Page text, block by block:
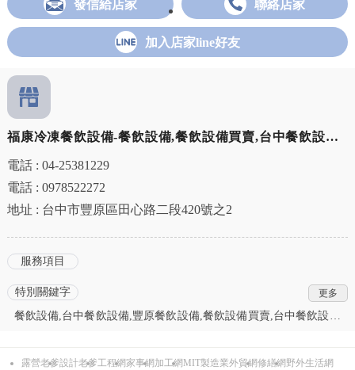
發信給店家 聯絡店家
加入店家line好友
福康冷凍餐飲設備-餐飲設備,餐飲設備買賣,台中餐飲設備,
豐原餐飲設備買賣
電話 : 04-25381229
電話 : 0978522272
地址 : 台中市豐原區田心路二段420號之2
服務項目
特別關鍵字
餐飲設備,台中餐飲設備,豐原餐飲設備,餐飲設備買賣,台中餐飲設備
設備買賣,台中餐飲設備買賣,豐原餐飲設備買賣,餐飲設備維修,台中
露營老爹設計老爹工程網家事網 加工網 MIT製造業外貿網修繕網 野外生活網